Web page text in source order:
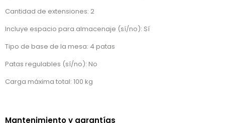
Cantidad de extensiones: 2
Incluye espacio para almacenaje (sí/no): Sí
Tipo de base de la mesa: 4 patas
Patas regulables (sí/no): No
Carga máxima total: 100 kg
Mantenimiento y garantías